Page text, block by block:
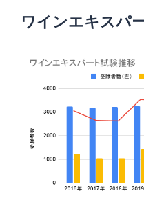
ワインエキスパ